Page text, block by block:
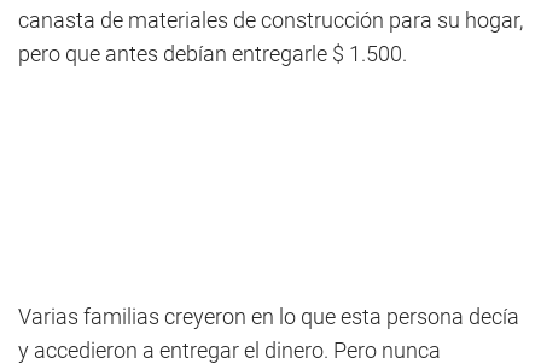
canasta de materiales de construcción para su hogar,
pero que antes debían entregarle $ 1.500.
Varias familias creyeron en lo que esta persona decía
y accedieron a entregar el dinero. Pero nunca